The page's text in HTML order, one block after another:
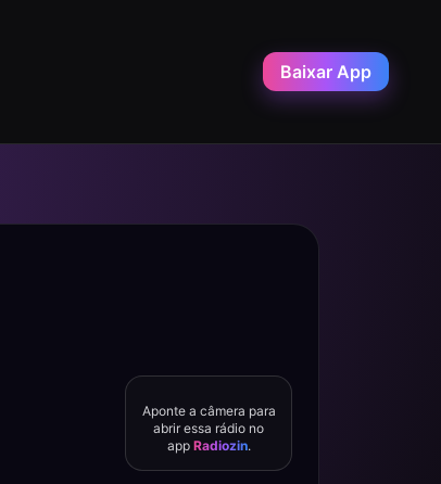
Baixar App
Aponte a câmera para
abrir essa rádio no
app Radiozin.